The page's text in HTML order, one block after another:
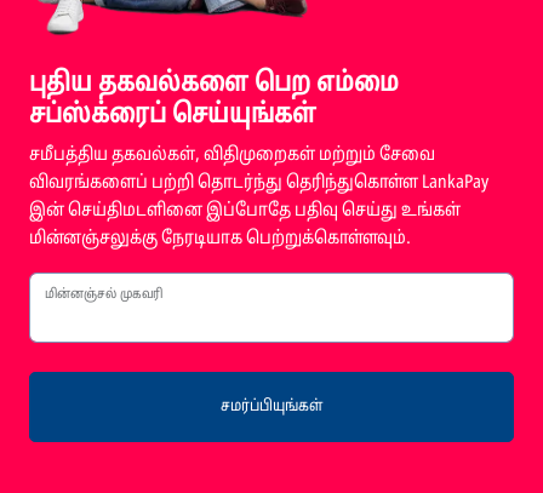
புதிய தகவல்களை பெற எம்மை
சப்ஸ்க்ரைப் செய்யுங்கள்
சமீபத்திய தகவல்கள், விதிமுறைகள் மற்றும் சேவை
விவரங்களைப் பற்றி தொடர்ந்து தெரிந்துகொள்ள LankaPay
இன் செய்திமடளினை இப்போதே பதிவு செய்து உங்கள்
மின்னஞ்சலுக்கு நேரடியாக பெற்றுக்கொள்ளவும்.
மின்னஞ்சல் முகவரி
சமர்ப்பியுங்கள்